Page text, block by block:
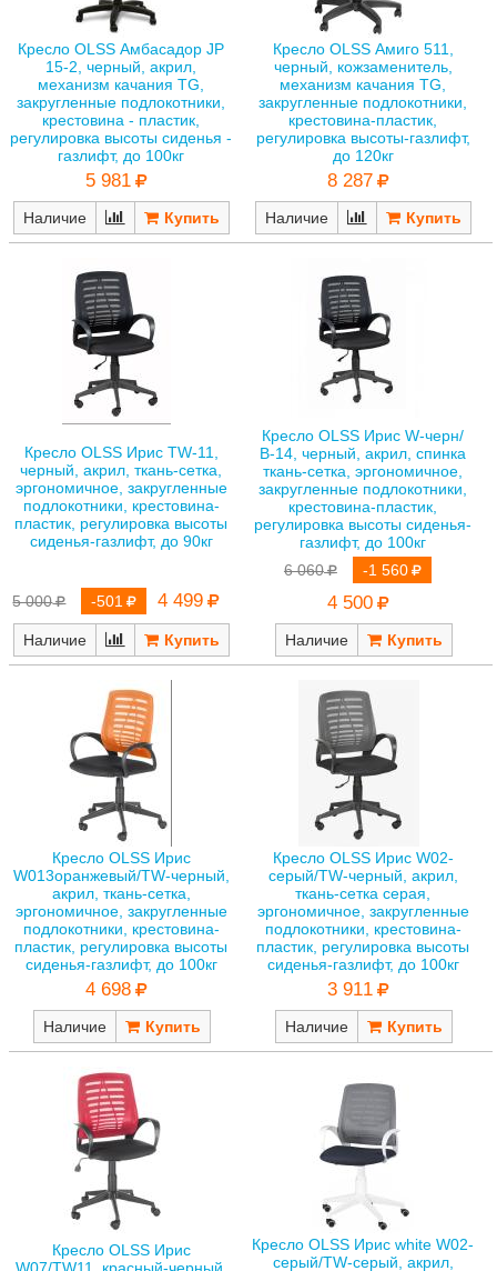
Кресло OLSS Амбасадор JP
15-2, черный, акрил,
механизм качания TG,
закругленные подлокотники,
крестовина - пластик,
регулировка высоты сиденья -
газлифт, до 100кг
5 981
Наличие
Кресло OLSS Амиго 511,
черный, кожзаменитель,
механизм качания TG,
закругленные подлокотники,
крестовина-пластик,
регулировка высоты-газлифт,
до 120кг
8 287
Наличие
Кресло OLSS Ирис TW-11,
черный, акрил, ткань-сетка,
эргономичное, закругленные
подлокотники, крестовина-
пластик, регулировка высоты
сиденья-газлифт, до 90кг
5 000 -501 4 499
Наличие
Кресло OLSS Ирис W-черн/
В-14, черный, акрил, спинка
ткань-сетка, эргономичное,
закругленные подлокотники,
крестовина-пластик,
регулировка высоты сиденья-
газлифт, до 100кг
6 060
-1 560
4 500
Наличие
Кресло OLSS Ирис
W013оранжевый/TW-черный,
акрил, ткань-сетка,
эргономичное, закругленные
подлокотники, крестовина-
пластик, регулировка высоты
сиденья-газлифт, до 100кг
4 698
Наличие
Кресло OLSS Ирис W02-
серый/TW-черный, акрил,
ткань-сетка серая,
эргономичное, закругленные
подлокотники, крестовина-
пластик, регулировка высоты
сиденья-газлифт, до 100кг
3 911
Наличие
Кресло OLSS Ирис
Кресло OLSS Ирис white W02-
серый/TW-серый, акрил,